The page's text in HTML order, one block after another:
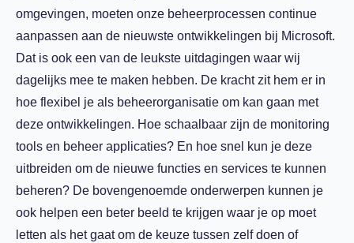
omgevingen, moeten onze beheerprocessen continue
aanpassen aan de nieuwste ontwikkelingen bij Microsoft.
Dat is ook een van de leukste uitdagingen waar wij
dagelijks mee te maken hebben. De kracht zit hem er in
hoe flexibel je als beheerorganisatie om kan gaan met
deze ontwikkelingen. Hoe schaalbaar zijn de monitoring
tools en beheer applicaties? En hoe snel kun je deze
uitbreiden om de nieuwe functies en services te kunnen
beheren? De bovengenoemde onderwerpen kunnen je
ook helpen een beter beeld te krijgen waar je op moet
letten als het gaat om de keuze tussen zelf doen of